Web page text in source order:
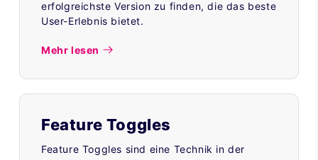
erfolgreichste Version zu finden, die das beste
User-Erlebnis bietet.
Mehr lesen
Feature Toggles
Feature Toggles sind eine Technik in der